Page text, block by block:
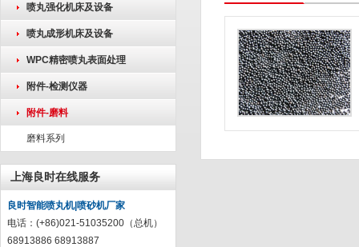
喷丸强化机床及设备
喷丸成形机床及设备
WPC精密喷丸表面处理
附件-检测仪器
附件-磨料
磨料系列
上海良时在线服务
良时智能喷丸机|喷砂机厂家
电话：(+86)021-51035200（总机）
68913886 68913887